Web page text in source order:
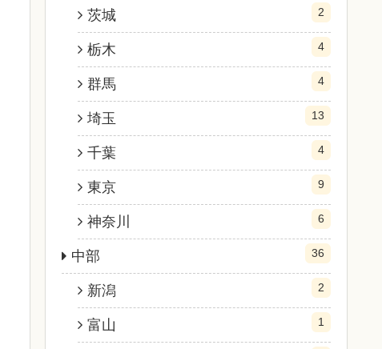
茨城 2
栃木 4
群馬 4
埼玉 13
千葉 4
東京 9
神奈川 6
中部 36
新潟 2
富山 1